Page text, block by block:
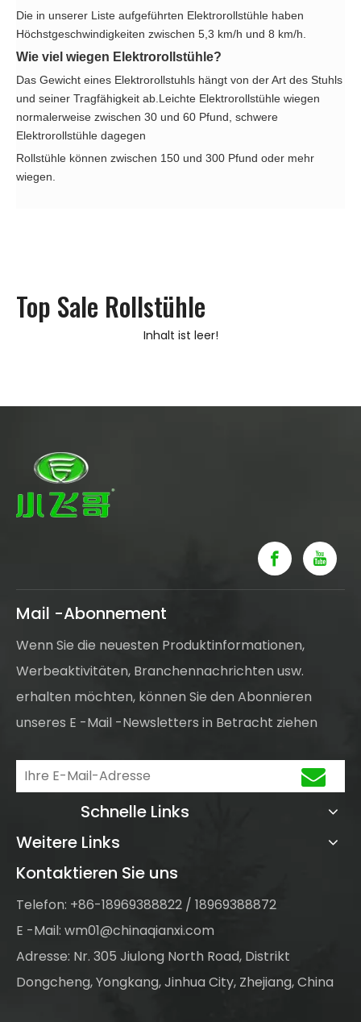
Die in unserer Liste aufgeführten Elektrorollstühle haben
Höchstgeschwindigkeiten zwischen 5,3 km/h und 8 km/h.
Wie viel wiegen Elektrorollstühle?
Das Gewicht eines Elektrorollstuhls hängt von der Art des Stuhls
und seiner Tragfähigkeit ab.Leichte Elektrorollstühle wiegen
normalerweise zwischen 30 und 60 Pfund, schwere
Elektrorollstühle dagegen
Rollstühle können zwischen 150 und 300 Pfund oder mehr
wiegen.
Top Sale Rollstühle
Inhalt ist leer!
Mail -Abonnement
Wenn Sie die neuesten Produktinformationen,
Werbeaktivitäten, Branchennachrichten usw.
erhalten möchten, können Sie den Abonnieren
unseres E -Mail -Newsletters in Betracht ziehen
Schnelle Links
Weitere Links
Kontaktieren Sie uns
Telefon: +86-18969388822 / 18969388872
E -Mail: wm01@chinaqianxi.com
Adresse: Nr. 305 Jiulong North Road, Distrikt
Dongcheng, Yongkang, Jinhua City, Zhejiang, China